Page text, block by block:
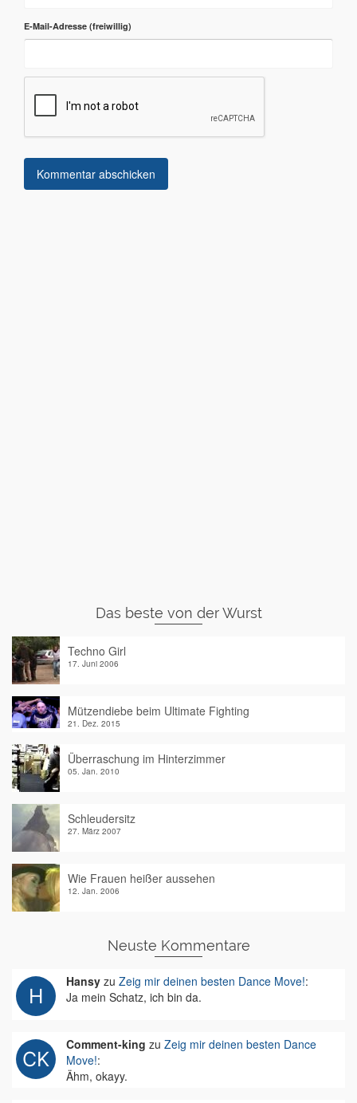
E-Mail-Adresse
Das beste von der Wurst
Techno Girl
17. Juni 2006
Mützendiebe beim Ultimate Fighting
21. Dez. 2015
Überraschung im Hinterzimmer
05. Jan. 2010
Schleudersitz
27. März 2007
Wie Frauen heißer aussehen
12. Jan. 2006
Neuste Kommentare
Hansy zu Zeig mir deinen besten Dance Move!:
Ja mein Schatz, ich bin da.
Comment-king zu Zeig mir deinen besten Dance
Move!:
Ähm, okayy.